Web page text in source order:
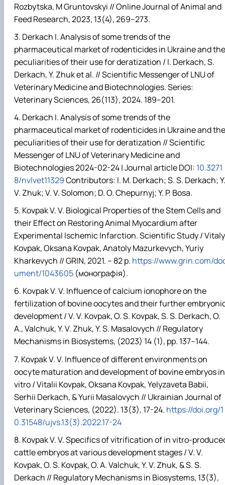
Rozbytska, M Gruntovskyi // Online Journal of Animal and
Feed Research, 2023, 13(4), 269–273.
Derkach I. Analysis of some trends of the
pharmaceutical market of rodenticides in Ukraine and the
peculiarities of their use for deratization / I. Derkach, S.
Derkach, Y. Zhuk et al. // Scientific Messenger of LNU of
Veterinary Medicine and Biotechnologies.Series:
Veterinary Sciences, 26(113), 2024. 189–201.
Derkach I. Analysis of some trends of the
pharmaceutical market of rodenticides in Ukraine and the
peculiarities of their use for deratization // Scientific
Messenger of LNU of Veterinary Medicine and
Biotechnologies 2024-02-24 | Journal article DOI: 10.3271
8/nvlvet11329Contributors: I. M. Derkach; S. S. Derkach; Y.
V. Zhuk; V. V. Solomon; D. O. Chepurnyj; Y. P. Bosa.
Kovpak V. V. Biological Properties of the Stem Cells and
their Effect on Restoring Animal Myocardium after
Experimental Ischemic Infarction.Scientific Study / Vitaly
Kovpak, Oksana Kovpak, Anatoly Mazurkevych, Yuriy
Kharkevych // GRIN, 2021. – 82 p. https://www.grin.com/
ument/1043605 (монографія).
Kovpak V. V. Influence of calcium ionophore on the
fertilization of bovine oocytes and their further
development / V. V. Kovpak, O. S. Kovpak, S. S. Derkach, O.
A., Valchuk, Y. V. Zhuk, Y. S. Masalovych // Regulatory
Mechanisms in Biosystems, (2023) 14 (1), pp. 137–144.
Kovpak V. V. Influence of different environments on
oocyte maturation and development of bovine embryos in
vitro / Vitalii Kovpak, Oksana Kovpak, Yelyzaveta Babii,
Serhii Derkach, & Yurii Masalovych // Ukrainian Journal of
Veterinary Sciences, (2022). 13(3), 17-24. https://doi.org/1
0.31548/ujvs.13(3).2022.17-24
Kovpak V. V. Specifics of vitrification of in vitro-
cattle embryos at various development stages / V. V.
Kovpak, O. S. Kovpak, O. A. Valchuk, Y. V. Zhuk, & S. S.
Derkach // Regulatory Mechanisms in Biosystems, 13(3),